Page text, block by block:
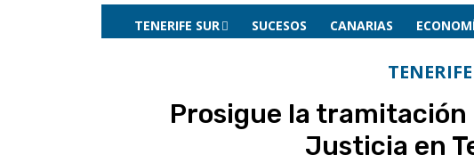
TENERIFE SUR SUCESOS CANARIAS
TENERIFE
Prosigue la tramitación
Justicia en